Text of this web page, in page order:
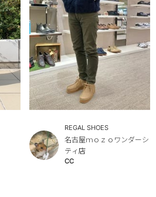
REGAL SHOES
名古屋ｍｏｚｏワンダーシ
ティ店
CC